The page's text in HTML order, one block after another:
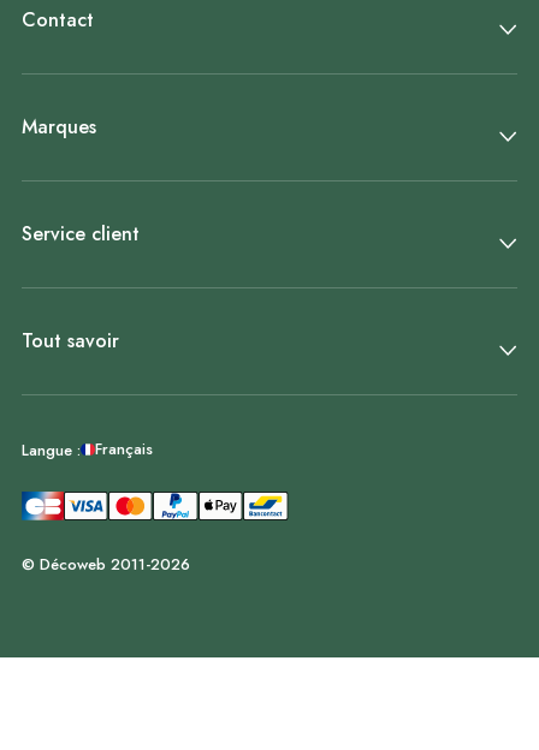
Contact
Marques
Service client
Tout savoir
Langue : Français
© Décoweb 2011-2026